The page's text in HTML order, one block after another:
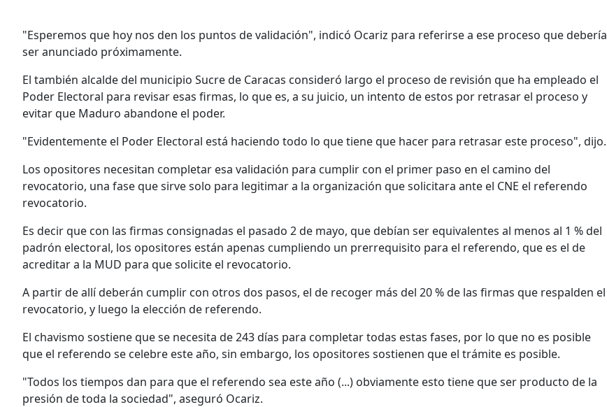
"Esperemos que hoy nos den los puntos de validación", indicó Ocariz para referirse a ese proceso que debería
ser anunciado próximamente.
El también alcalde del municipio Sucre de Caracas consideró largo el proceso de revisión que ha empleado el
Poder Electoral para revisar esas firmas, lo que es, a su juicio, un intento de estos por retrasar el proceso y
evitar que Maduro abandone el poder.
"Evidentemente el Poder Electoral está haciendo todo lo que tiene que hacer para retrasar este proceso", dijo.
Los opositores necesitan completar esa validación para cumplir con el primer paso en el camino del
revocatorio, una fase que sirve solo para legitimar a la organización que solicitara ante el CNE el referendo
revocatorio.
Es decir que con las firmas consignadas el pasado 2 de mayo, que debían ser equivalentes al menos al 1 % del
padrón electoral, los opositores están apenas cumpliendo un prerrequisito para el referendo, que es el de
acreditar a la MUD para que solicite el revocatorio.
A partir de allí deberán cumplir con otros dos pasos, el de recoger más del 20 % de las firmas que respalden el
revocatorio, y luego la elección de referendo.
El chavismo sostiene que se necesita de 243 días para completar todas estas fases, por lo que no es posible
que el referendo se celebre este año, sin embargo, los opositores sostienen que el trámite es posible.
"Todos los tiempos dan para que el referendo sea este año (...) obviamente esto tiene que ser producto de la
presión de toda la sociedad", aseguró Ocariz.